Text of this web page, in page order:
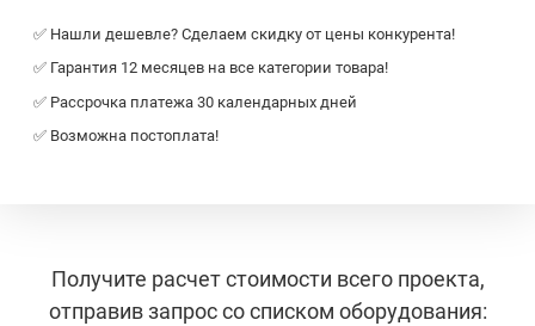
✅ Нашли дешевле? Сделаем скидку от цены конкурента!
✅ Гарантия 12 месяцев на все категории товара!
✅ Рассрочка платежа 30 календарных дней
✅ Возможна постоплата!
Получите расчет стоимости всего проекта,
отправив запрос со списком оборудования: